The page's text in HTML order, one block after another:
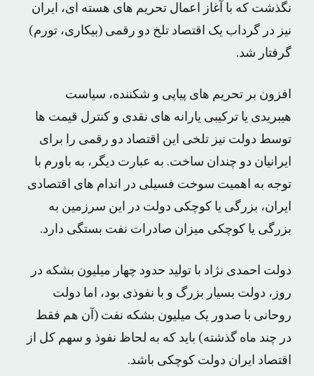
نگذشت که با آغاز اعمال تحریم های هسته ای، ایران
نیز در گرداب یک اقتصاد تلخ دو رقمی (بیکاری، تورم)
گرفتار شد.
افزون بر تحریم های پیاپی و شکننده، سیاست
هیبریدی یا ترکیبی یارانه های نقدی و کنترل قیمت ها
توسط دولت نیز تلخی این اقتصاد دو رقمی را برای
ایرانیان دو چندان ساخت. به عبارت دیگر، به باورم با
توجه به اهمیت سوخت فسیلی در اندام های اقتصادی
ایران، بزرگی یا کوچکی دولت در این سرزمین به
بزرگی یا کوچکی میزان صادرات نفت بستگی دارد.
دولت احمدی نژاد با تولید حدود چهار میلیون بشکه در
روز، دولت بسیار بزرگ و با نفوذی بود، اما دولت
روحانی با صدور یک میلیون بشکه نفت (آن هم فقط
در چند ماه گذشته) باید که به لحاظ نفوذ و سهم کل از
اقتصاد ایران دولت کوچکی باشد.